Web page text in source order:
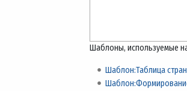
Шаблоны, используемые
Шаблон:Таблица